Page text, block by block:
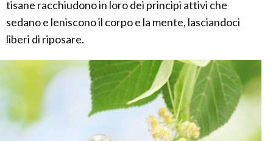
tisane racchiudono in loro dei principi attivi che
sedano e leniscono il corpo e la mente, lasciandoci
liberi di riposare.